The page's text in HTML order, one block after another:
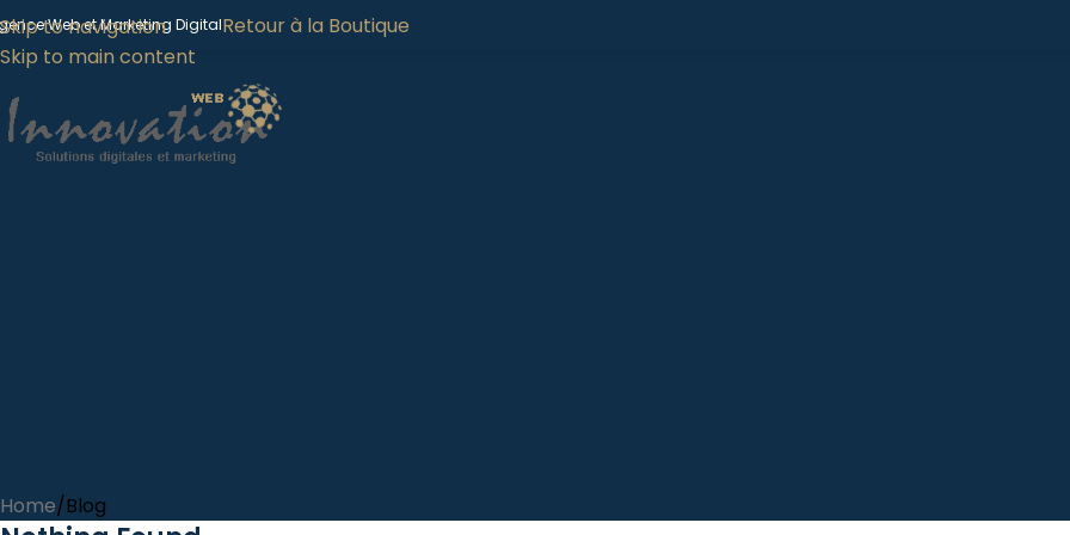
Skip to navigation
Skip to main content
Web et Marketing DigitalRetour à la Boutique
Home Blog